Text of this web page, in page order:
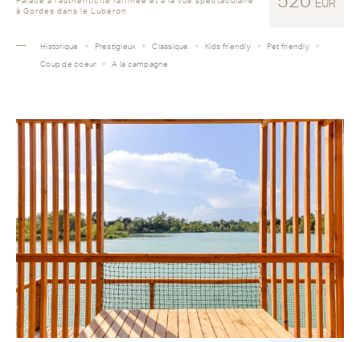
à Gordes dans le Luberon
Historique Prestigieux Classique Kids friendly
Pet friendly
Coup de coeur
A la campagne